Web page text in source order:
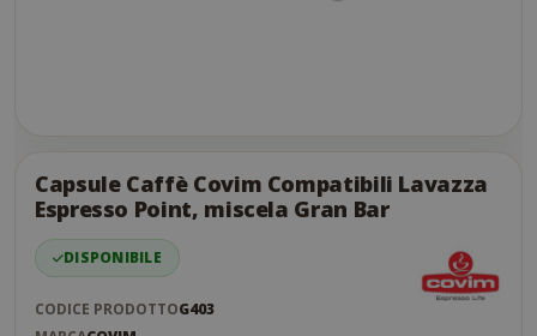
the
end
the
images
gallery
Capsule Caffè Covim Compatibili Lavazza
Espresso Point, miscela Gran Bar
DISPONIBILE
CODICE PRODOTTOG403